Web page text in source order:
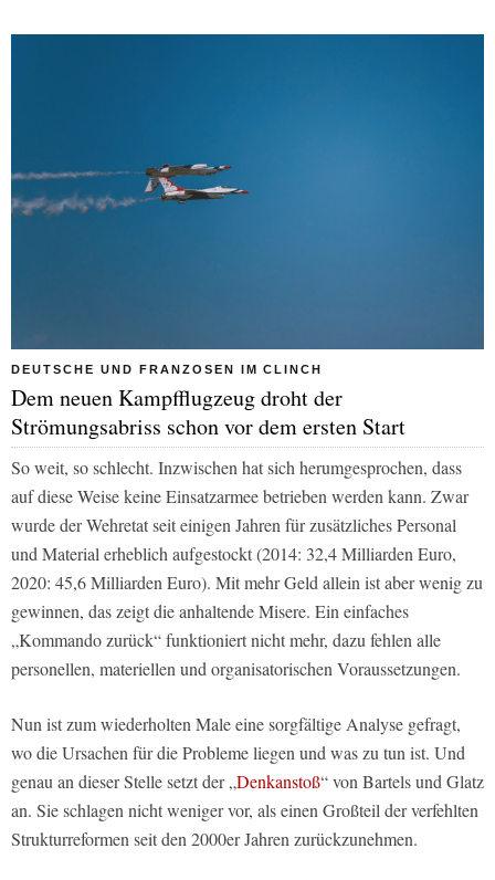
DEUTSCHE UND FRANZOSEN IM CLINCH
Dem neuen Kampfflugzeug droht der
Strömungsabriss schon vor dem ersten Start
So weit, so schlecht. Inzwischen hat sich herumgesprochen, dass
auf diese Weise keine Einsatzarmee betrieben werden kann. Zwar
wurde der Wehretat seit einigen Jahren für zusätzliches Personal
und Material erheblich aufgestockt (2014: 32,4 Milliarden Euro,
2020: 45,6 Milliarden Euro). Mit mehr Geld allein ist aber wenig zu
gewinnen, das zeigt die anhaltende Misere. Ein einfaches
„Kommando zurück“ funktioniert nicht mehr, dazu fehlen alle
personellen, materiellen und organisatorischen Voraussetzungen.
Nun ist zum wiederholten Male eine sorgfältige Analyse gefragt,
wo die Ursachen für die Probleme liegen und was zu tun ist. Und
genau an dieser Stelle setzt der „Denkanstoß“ von Bartels und Glatz
an. Sie schlagen nicht weniger vor, als einen Großteil der verfehlten
Strukturreformen seit den 2000er Jahren zurückzunehmen.